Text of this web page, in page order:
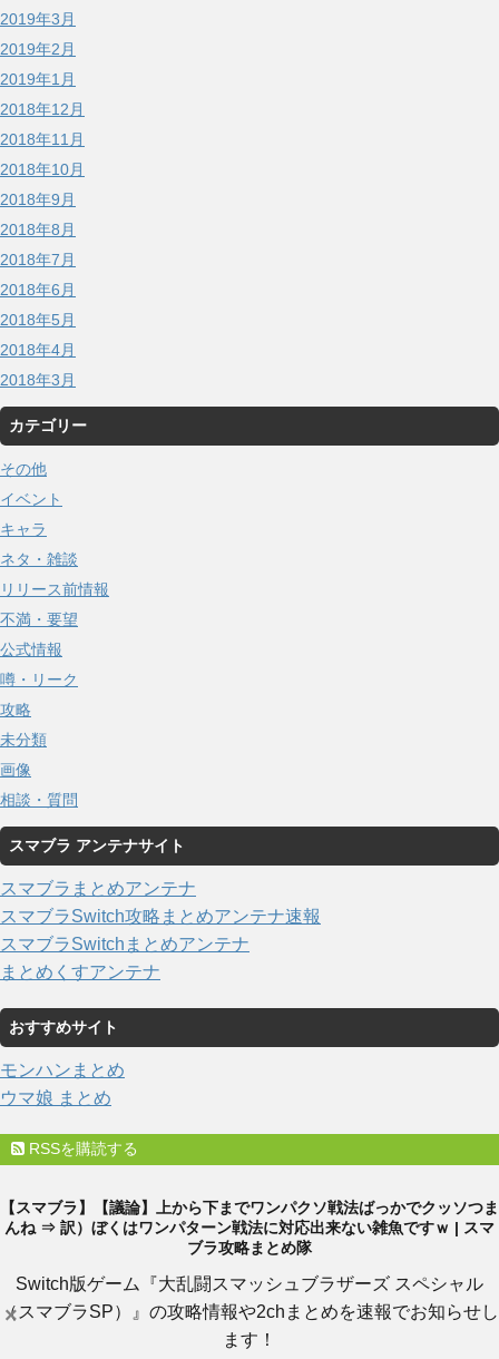
2019年3月
2019年2月
2019年1月
2018年12月
2018年11月
2018年10月
2018年9月
2018年8月
2018年7月
2018年6月
2018年5月
2018年4月
2018年3月
カテゴリー
その他
イベント
キャラ
ネタ・雑談
リリース前情報
不満・要望
公式情報
噂・リーク
攻略
未分類
画像
相談・質問
スマブラ アンテナサイト
スマブラまとめアンテナ
スマブラSwitch攻略まとめアンテナ速報
スマブラSwitchまとめアンテナ
まとめくすアンテナ
おすすめサイト
モンハンまとめ
ウマ娘 まとめ
RSSを購読する
×
【スマブラ】【議論】上から下までワンパクソ戦法ばっかでクッソつま
んね ⇒ 訳）ぼくはワンパターン戦法に対応出来ない雑魚ですｗ | スマ
ブラ攻略まとめ隊
Switch版ゲーム『大乱闘スマッシュブラザーズ スペシャル
（スマブラSP）』の攻略情報や2chまとめを速報でお知らせし
ます！